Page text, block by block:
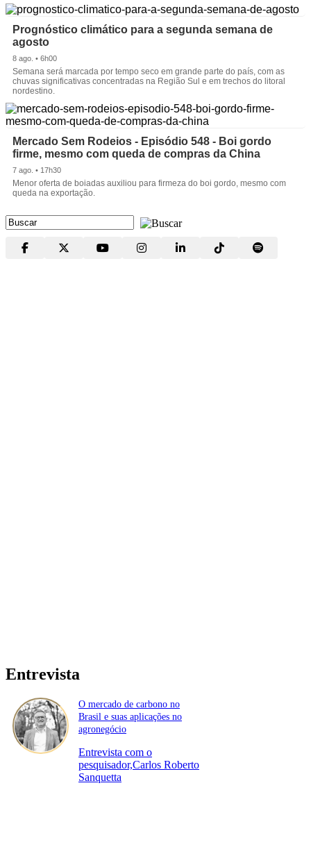
Prognóstico climático para a segunda semana de
agosto
8 ago. • 6h00
Semana será marcada por tempo seco em grande parte do país, com as
chuvas significativas concentradas na Região Sul e em trechos do litoral
nordestino.
Mercado Sem Rodeios - Episódio 548 - Boi gordo
firme, mesmo com queda de compras da China
7 ago. • 17h30
Menor oferta de boiadas auxiliou para firmeza do boi gordo, mesmo com
queda na exportação.
Entrevista
O mercado de carbono no
Brasil e suas aplicações no
agronegócio
Entrevista com o
pesquisador,Carlos Roberto
Sanquetta